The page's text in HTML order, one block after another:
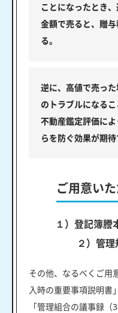
ことになったとき
金額で売ると、贈
る。
逆に、高値で売っ
のトラブルになる
不動産鑑定評価に
らを防ぐ効果が期待
ご用意いた
１）登記簿謄
２）管理
その他、なるべくご用
入時の重要事項説明書
「管理組合の議事録